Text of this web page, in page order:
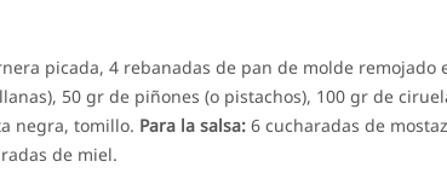
picada, 4 rebanadas de pan de molde remojado
50 gr de piñones (o pistachos), 100 gr de
negra, tomillo. Para la salsa: 6 cucharadas de
de miel.